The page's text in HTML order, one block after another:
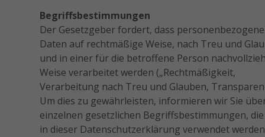
Begriffsbestimmungen
Der Gesetzgeber fordert, dass personenbezogene
Daten auf rechtmäßige Weise, nach Treu und
und in einer für die betroffene Person
Weise verarbeitet werden („Rechtmäßigkeit,
Verarbeitung nach Treu und Glauben,
Um dies zu gewährleisten, informieren wir Sie
einzelnen gesetzlichen Begriffsbestimmungen,
in dieser Datenschutzerklärung verwendet